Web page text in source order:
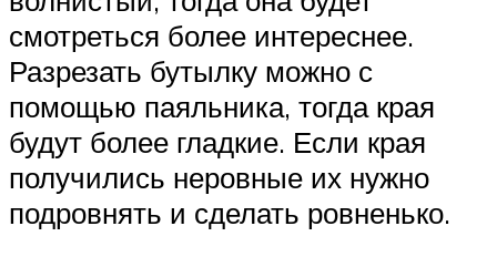
смотреться более интереснее.
Разрезать бутылку можно с
помощью паяльника, тогда края
будут более гладкие. Если края
получились неровные их нужно
подровнять и сделать ровненько.